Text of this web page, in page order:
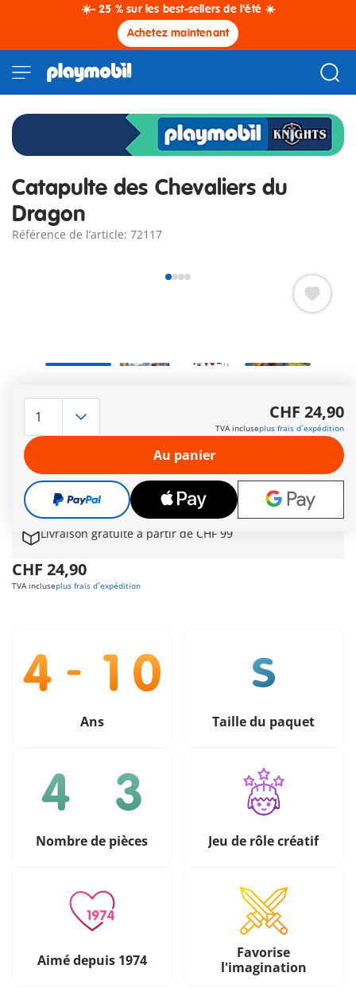
☀️- 25 % sur les best-sellers de l'été ☀️
Achetez maintenant
Catapulte des Chevaliers du
Dragon
Référence de l’article: 72117
royaume du dragon. Avec leur catapulte fonctionnelle, ils
lancent des rochers sur quiconque ose s’approcher. Une
réserve de projectiles est déjà prête à être utilisée. Pour se
protéger d’avantage, les chevaliers cherchent refuge derrière
un mur de pierre massif.
Autres informations
Le délai de livraison est actuellement de 3 à 6 jours
ouvrable
Livraison gratuite à partir de CHF 99
CHF 24,90
TVA incluseplus frais d´expédition
CHF 24,90
TVA incluseplus frais d´expédition
Au panier
Ans Taille du paquet
Nombre de pièces Jeu de rôle créatif
Aimé depuis 1974
Favorise
l'imagination